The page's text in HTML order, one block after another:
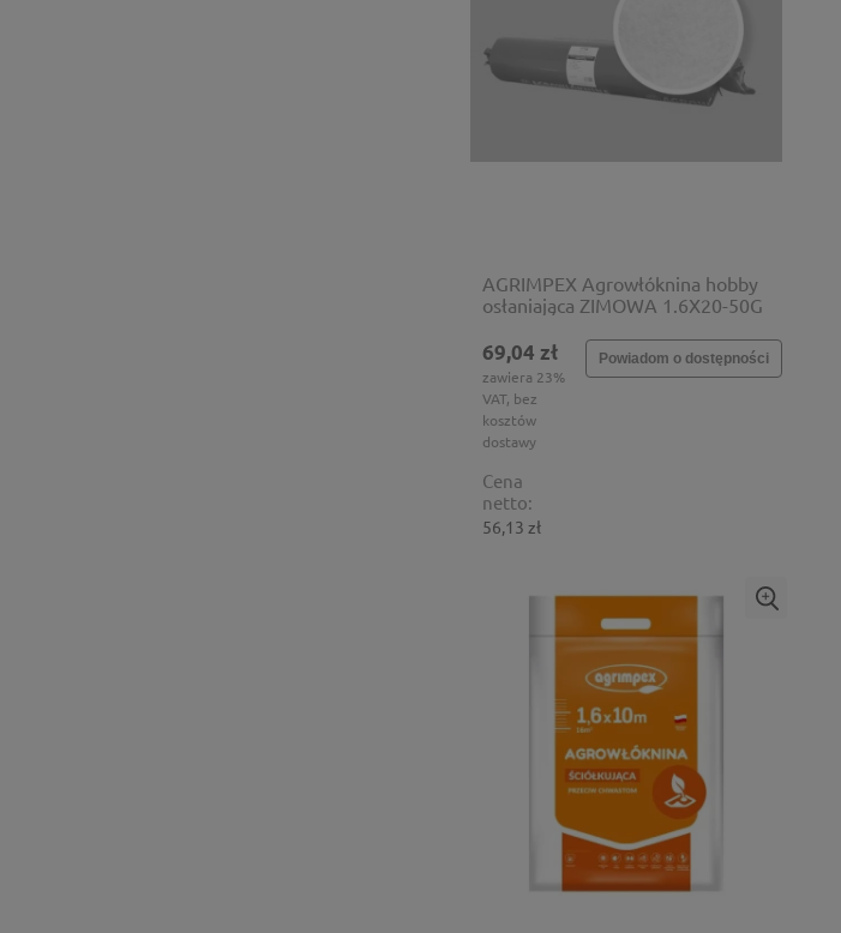
AGRIMPEX Agrowłóknina hobby
osłaniająca ZIMOWA 1.6X20-50G
69,04 zł
zawiera 23%
VAT, bez
kosztów
dostawy
Cena
netto:
56,13 zł
Powiadom o dostępności